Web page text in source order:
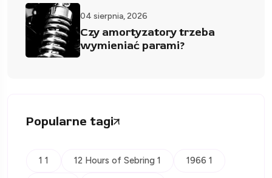
04 sierpnia, 2026
Czy amortyzatory trzeba
wymieniać parami?
Popularne tagi
1 1 12 Hours of Sebring 1 1966 1